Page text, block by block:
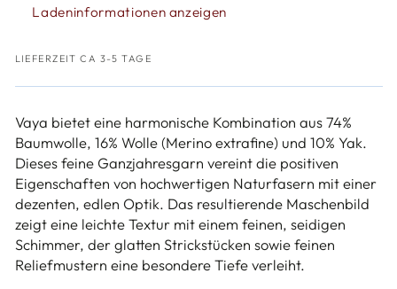
Ladeninformationen anzeigen
LIEFERZEIT CA 3-5 TAGE
Vaya bietet eine harmonische Kombination aus 74%
Baumwolle, 16% Wolle (Merino extrafine) und 10% Yak.
Dieses feine Ganzjahresgarn vereint die positiven
Eigenschaften von hochwertigen Naturfasern mit einer
dezenten, edlen Optik. Das resultierende Maschenbild
zeigt eine leichte Textur mit einem feinen, seidigen
Schimmer, der glatten Strickstücken sowie feinen
Reliefmustern eine besondere Tiefe verleiht.